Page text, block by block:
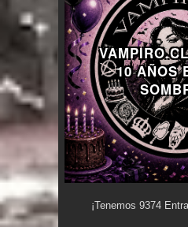
10 AÑOS
¡Tenemos 9374